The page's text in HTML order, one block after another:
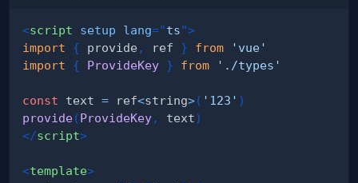
<script setup lang="ts">
import
{ provide , ref } from
'vue'
import
{ ProvideKey } from './types'
const text = ref<string>( '123' )
provide(ProvideKey, text)
</script>
<template>